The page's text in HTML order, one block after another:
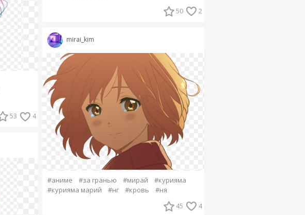
53 4
50 2
mirai_kim
#аниме #за гранью #мирай
#курияма
#курияма марий
#нг #кровь #ня
45 4